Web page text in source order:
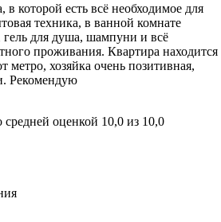
которой есть всё необходимое для
техника, в ванной комнате
для душа, шампуни и всё
проживания. Квартира находится
метро, хозяйка очень позитивная,
Рекомендую
оценкой 10,0 из 10,0